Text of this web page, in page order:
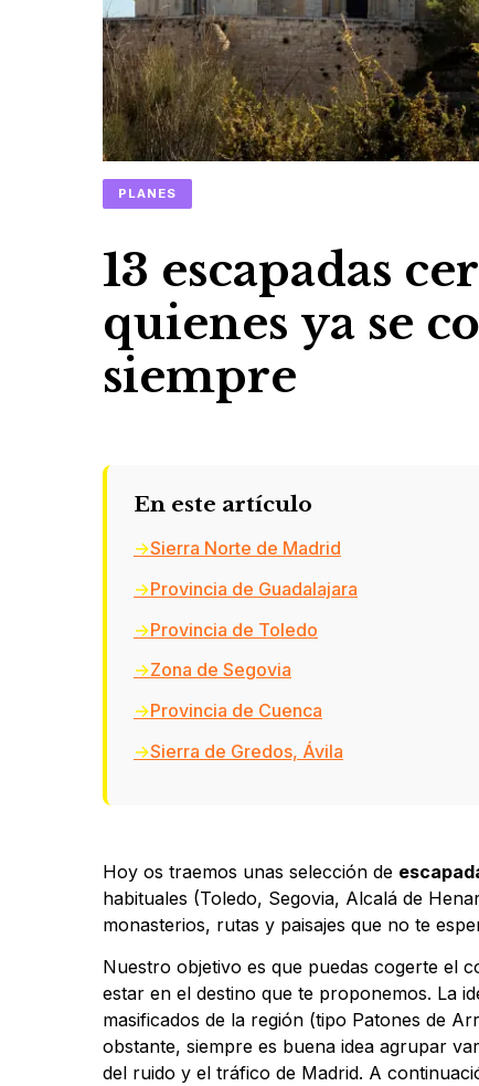
PLANES
13 escapadas
quienes ya se
siempre
En este artículo
Sierra Norte de Madrid
Provincia de Guadalajara
Provincia de Toledo
Zona de Segovia
Provincia de Cuenca
Sierra de Gredos, Ávila
Hoy os traemos unas selección de
habituales (Toledo, Segovia, Alcalá de
monasterios, rutas y paisajes que no te
Nuestro objetivo es que puedas cogerte el
estar en el destino que te proponemos. La
masificados de la región (tipo Patones de
obstante, siempre es buena idea agrupar
del ruido y el tráfico de Madrid. A